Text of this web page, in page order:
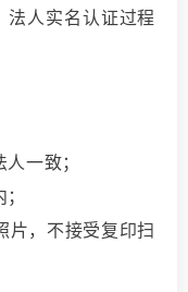
法人实名认证过程
一致；
片，不接受复印扫